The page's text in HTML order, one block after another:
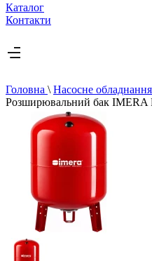
Каталог
Контакти
Головна \ Насосне обладнання
Розширювальний бак IMERA